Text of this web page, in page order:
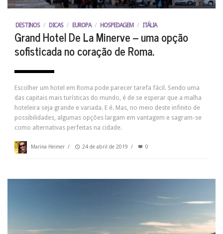
DESTINOS / DICAS / EUROPA / HOSPEDAGEM / ITÁLIA
Grand Hotel De La Minerve – uma opção
sofisticada no coração de Roma.
Escolher um hotel em Roma pode parecer tarefa fácil. Sendo uma
das capitais mais turísticas do mundo, é de se esperar que a malha
hoteleira seja grande e variada. E é. Mas, no meio deste infinito de
possibilidades, algumas opções largam em vantagem e sagram-se
como alternativas perfeitas na cidade.
Marina Heimer / 24 de abril de 2019 / 0